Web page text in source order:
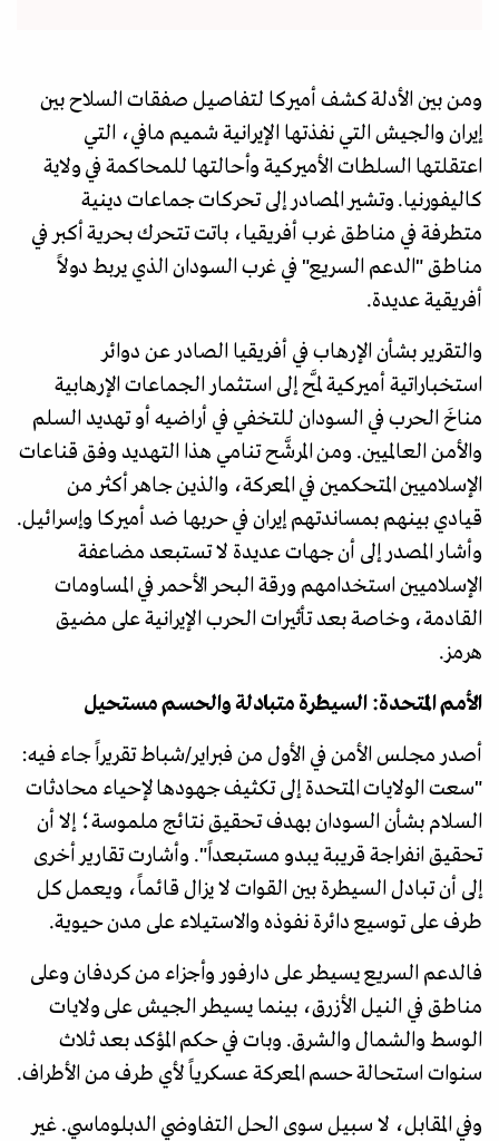
ومن بين الأدلة كشف أميركا لتفاصيل صفقات السلاح بين
إيران والجيش التي نفذتها الإيرانية شميم مافي، التي
اعتقلتها السلطات الأميركية وأحالتها للمحاكمة في ولاية
كاليفورنيا. وتشير المصادر إلى تحركات جماعات دينية
متطرفة في مناطق غرب أفريقيا، باتت تتحرك بحرية أكبر في
مناطق "الدعم السريع" في غرب السودان الذي يربط دولاً
أفريقية عديدة.
والتقرير بشأن الإرهاب في أفريقيا الصادر عن دوائر
استخباراتية أميركية لمَّح إلى استثمار الجماعات الإرهابية
مناخَ الحرب في السودان للتخفي في أراضيه أو تهديد السلم
والأمن العالميين. ومن المرشَّح تنامي هذا التهديد وفق قناعات
الإسلاميين المتحكمين في المعركة، والذين جاهر أكثر من
قيادي بينهم بمساندتهم إيران في حربها ضد أميركا وإسرائيل.
وأشار المصدر إلى أن جهات عديدة لا تستبعد مضاعفة
الإسلاميين استخدامهم ورقة البحر الأحمر في المساومات
القادمة، وخاصة بعد تأثيرات الحرب الإيرانية على مضيق
هرمز.
الأمم المتحدة: السيطرة متبادلة والحسم مستحيل
أصدر مجلس الأمن في الأول من فبراير/شباط تقريراً جاء فيه:
"سعت الولايات المتحدة إلى تكثيف جهودها لإحياء محادثات
السلام بشأن السودان بهدف تحقيق نتائج ملموسة؛ إلا أن
تحقيق انفراجة قريبة يبدو مستبعداً". وأشارت تقارير أخرى
إلى أن تبادل السيطرة بين القوات لا يزال قائماً، ويعمل كل
طرف على توسيع دائرة نفوذه والاستيلاء على مدن حيوية.
فالدعم السريع يسيطر على دارفور وأجزاء من كردفان وعلى
مناطق في النيل الأزرق، بينما يسيطر الجيش على ولايات
الوسط والشمال والشرق. وبات في حكم المؤكد بعد ثلاث
سنوات استحالة حسم المعركة عسكرياً لأي طرف من الأطراف.
وفي المقابل، لا سبيل سوى الحل التفاوضي الدبلوماسي. غير